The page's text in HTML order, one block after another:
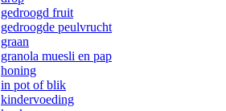
gedroogd fruit
gedroogde peulvrucht
graan
granola muesli en pap
honing
in pot of blik
kindervoeding